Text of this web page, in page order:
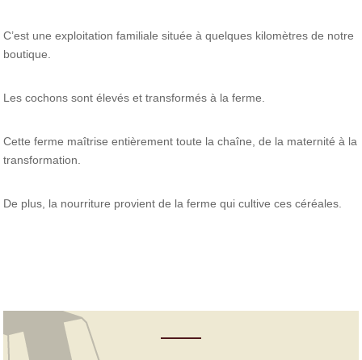
C’est une exploitation familiale située à quelques kilomètres de notre
boutique.
Les cochons sont élevés et transformés à la ferme.
Cette ferme maîtrise entièrement toute la chaîne, de la maternité à la
transformation.
De plus, la nourriture provient de la ferme qui cultive ces céréales.